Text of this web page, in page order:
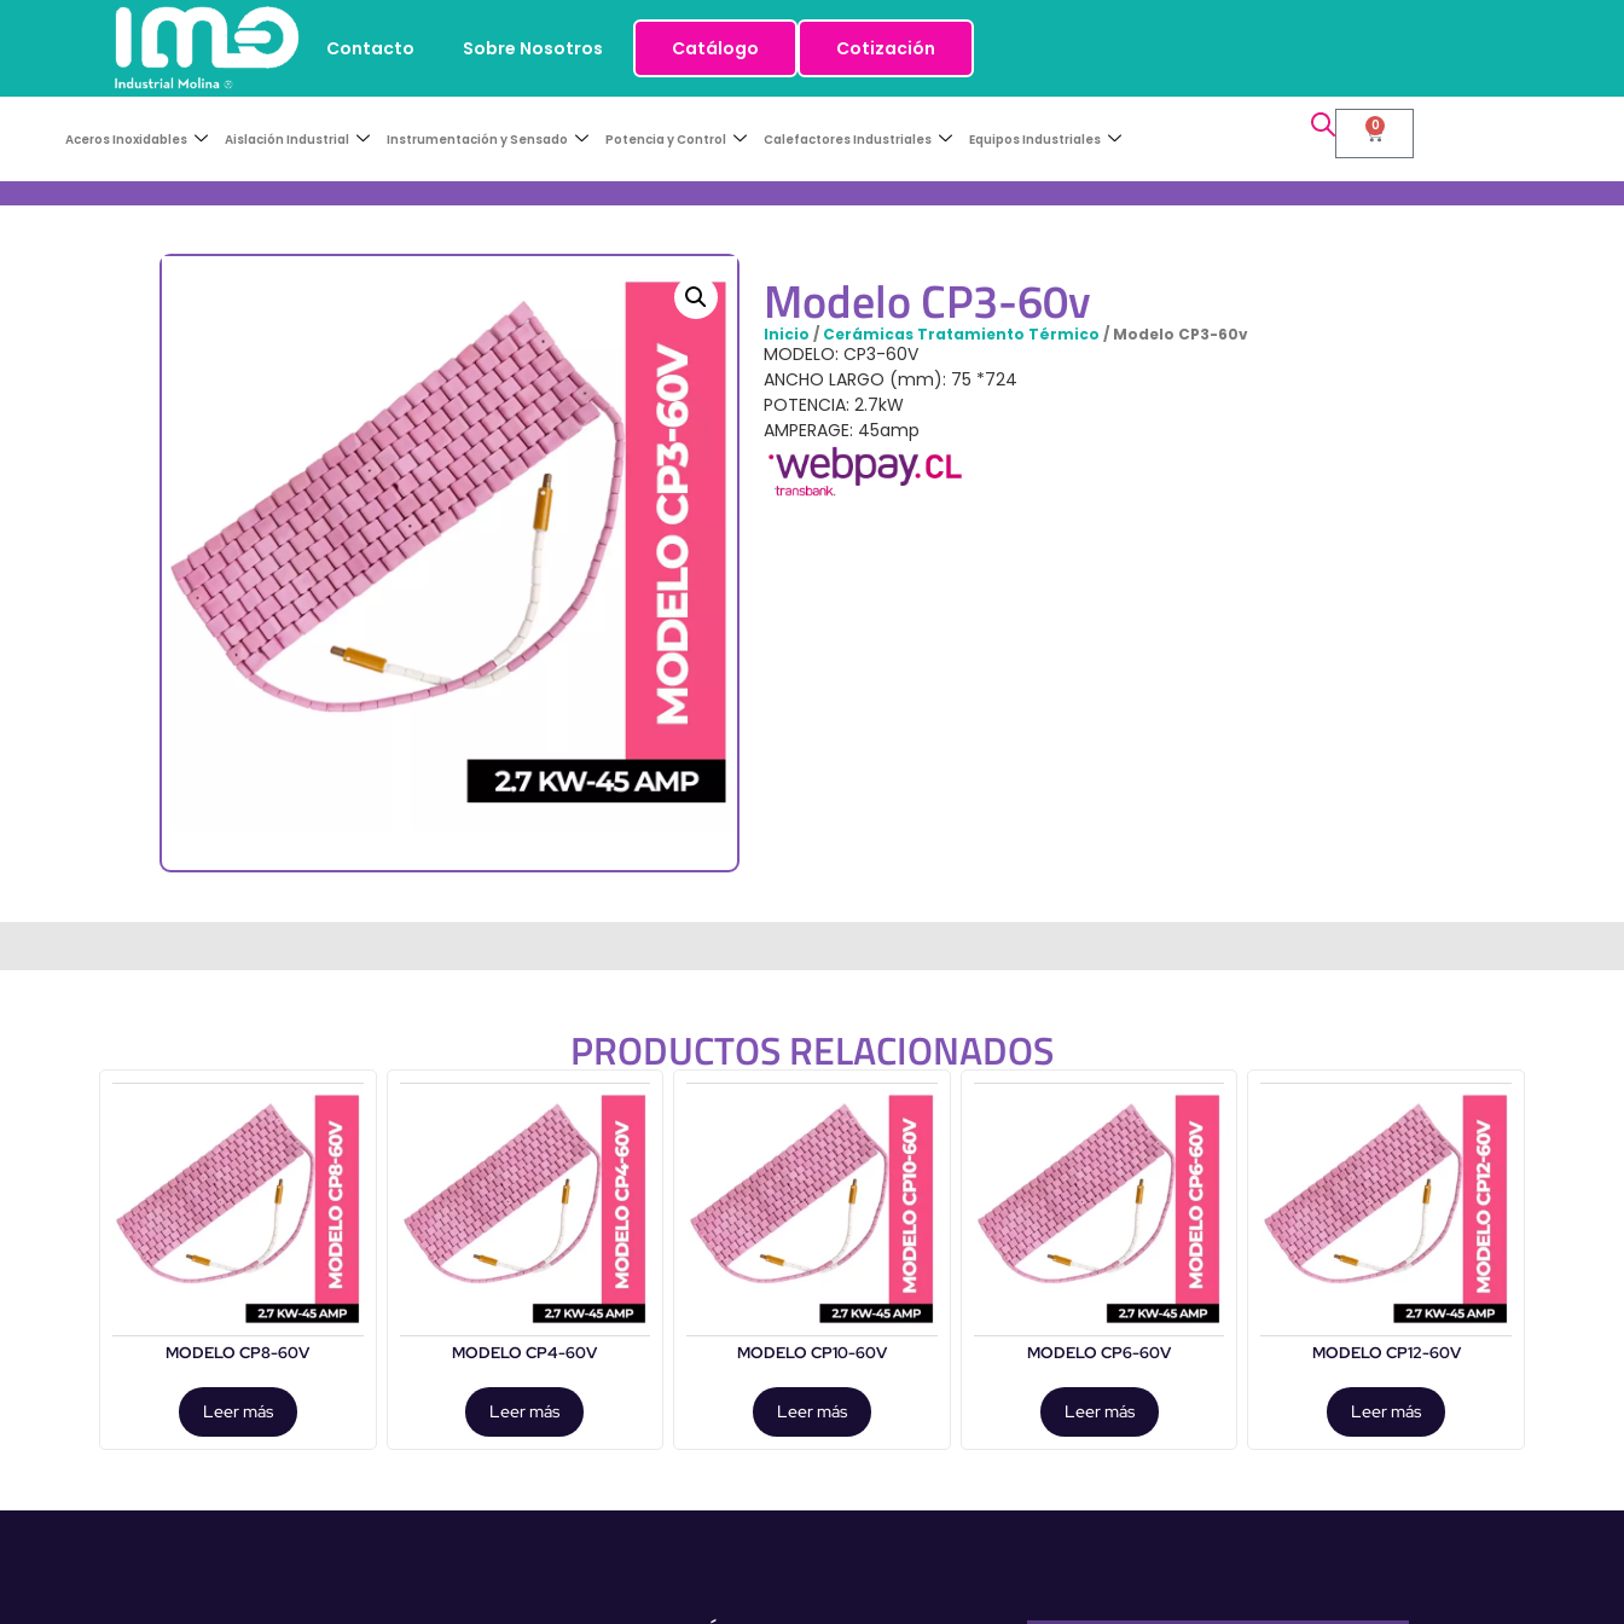
Contacto Sobre Nosotros Catálogo Cotización
Aceros Inoxidables Aislación Industrial Instrumentación y Sensado Potencia y Control Calefactores Industriales Equipos Industriales
0
Modelo CP3-60v
Inicio / Cerámicas Tratamiento Térmico / Modelo CP3-60v
MODELO: CP3-60V
ANCHO LARGO (mm): 75 *724
POTENCIA: 2.7kW
AMPERAGE: 45amp
PRODUCTOS RELACIONADOS
MODELO CP8-60V
Leer más
MODELO CP4-60V
Leer más
MODELO CP10-60V
Leer más
MODELO CP6-60V
Leer más
MODELO CP12-60V
Leer más